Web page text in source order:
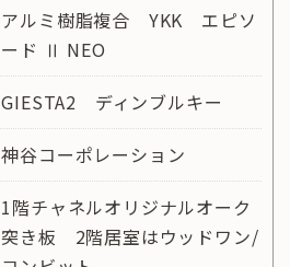
アルミ樹脂複合 YKK エピソ
ード Ⅱ NEO
GIESTA2 ディンブルキー
神谷コーポレーション
1階チャネルオリジナルオーク
突き板 2階居室はウッドワン/